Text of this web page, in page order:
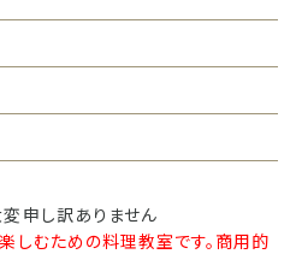
申し訳ありません
しむための料理教室です。商用的